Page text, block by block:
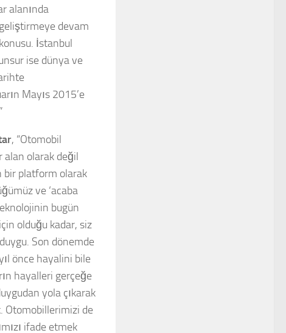
alanında
devam
İstanbul
ise dünya ve
Mayıs 2015’e
, “Otomobil
alan olarak değil
bir platform olarak
ve ‘acaba
bugün
olduğu kadar, siz
Son dönemde
önce hayalini bile
hayalleri gerçeğe
yola çıkarak
Otomobillerimizi de
ifade etmek